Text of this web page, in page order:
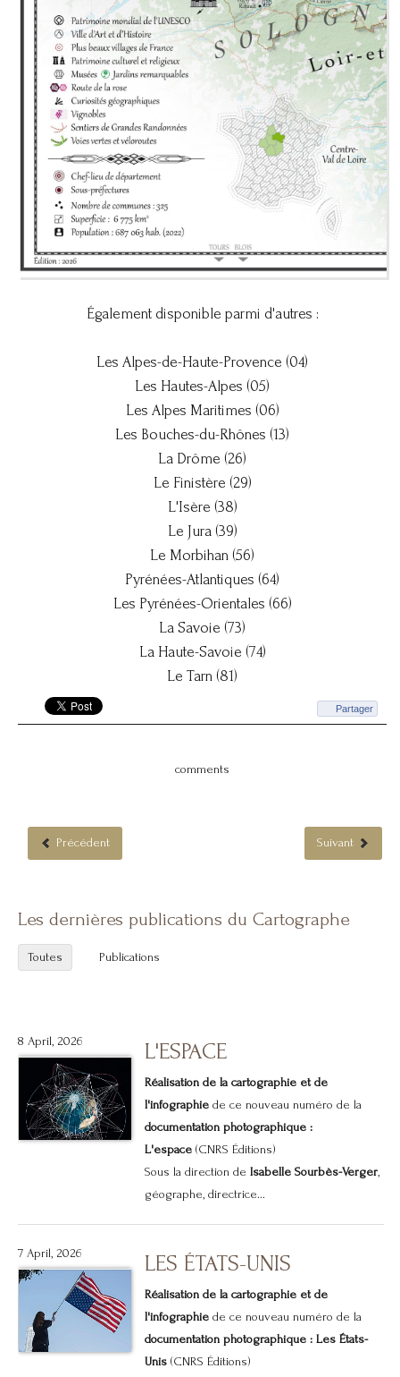
Également disponible parmi d'autres :
Les Alpes-de-Haute-Provence (04)
Les Hautes-Alpes (05)
Les Alpes Maritimes (06)
Les Bouches-du-Rhônes (13)
La Drôme (26)
Le Finistère (29)
L'Isère (38)
Le Jura (39)
Le Morbihan (56)
Pyrénées-Atlantiques (64)
Les Pyrénées-Orientales (66)
La Savoie (73)
La Haute-Savoie (74)
Le Tarn (81)
Partager
comments
Précédent Suivant
Les dernières publications du Cartographe
Toutes Publications
8 April, 2026 L'ESPACE
Réalisation de la cartographie et de
l'infographiede ce nouveau numéro de la
documentation photographique :
L'espace(CNRS Éditions)
Sous la direction de Isabelle Sourbès-Verger,
géographe, directrice...
7 April, 2026 LES ÉTATS-UNIS
Réalisation de la cartographie et de
l'infographiede ce nouveau numéro de la
documentation photographique : Les États-
Unis(CNRS Éditions)